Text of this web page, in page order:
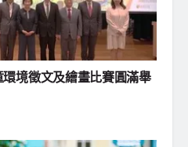
境徵文及繪畫比賽圓滿舉